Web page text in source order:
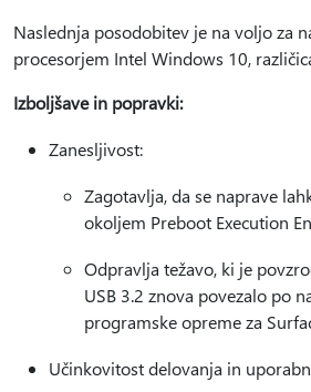
Naslednja posodobitev je na voljo za
procesorjem Intel Windows 10,
Izboljšave in popravki:
Zanesljivost:
Zagotavlja, da se naprave
okoljem Preboot Execution
Odpravlja težavo, ki je
USB 3.2 znova povezalo po
programske opreme za
Učinkovitost delovanja in